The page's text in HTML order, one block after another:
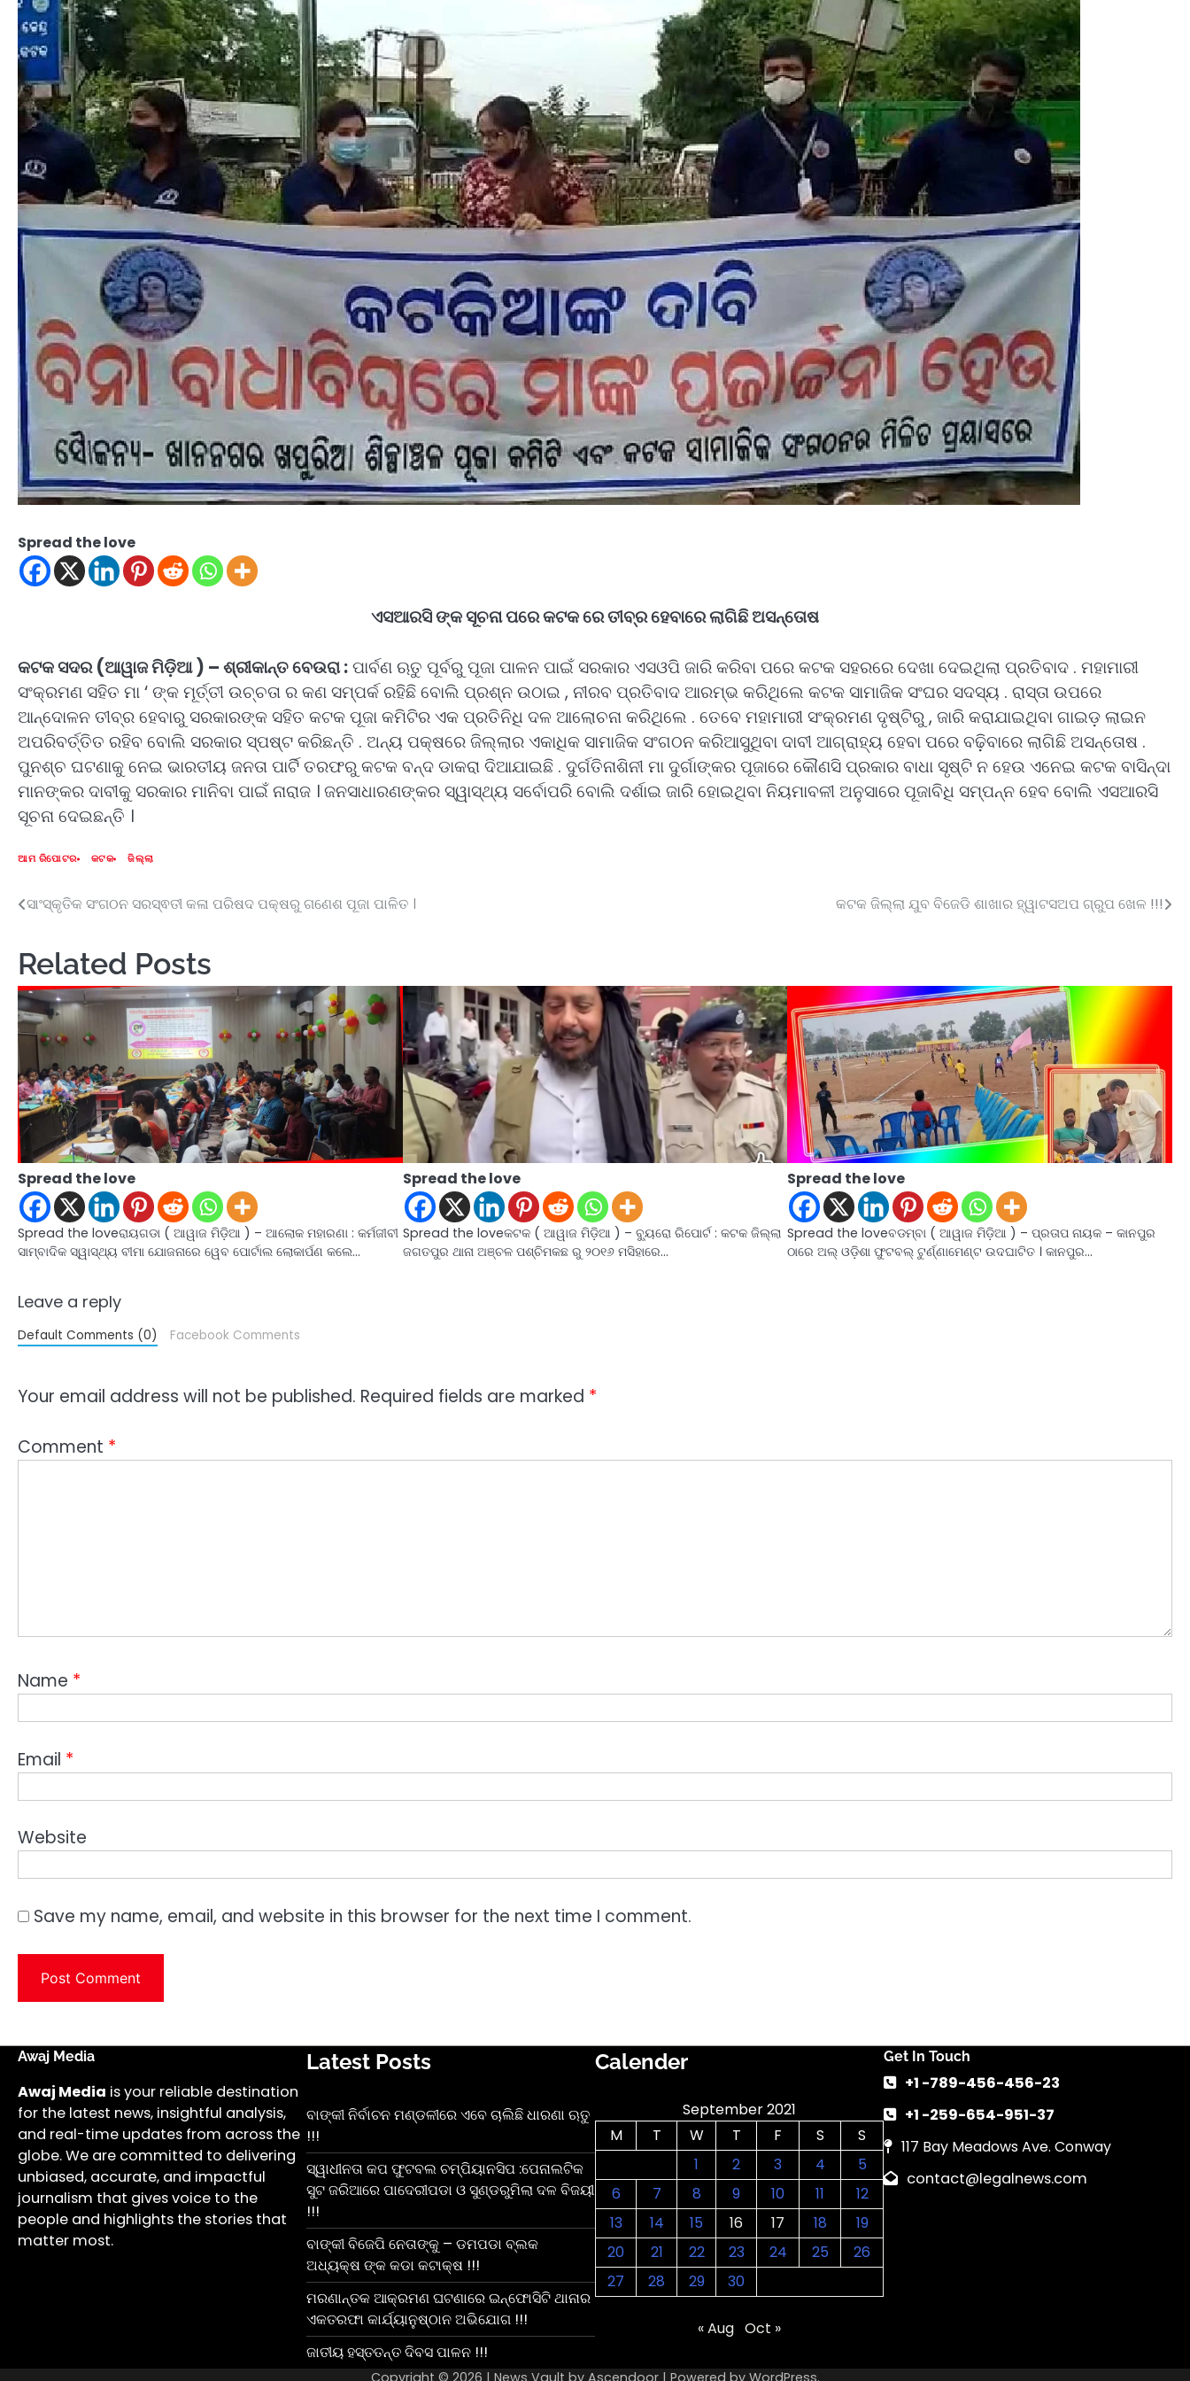
Spread the love
ଏସଆରସି ଙ୍କ ସୂଚନା ପରେ କଟକ ରେ ତୀବ୍ର ହେବାରେ ଲାଗିଛି ଅସନ୍ତୋଷ
କଟକ ସଦର (ଆୱାଜ ମିଡ଼ିଆ ) – ଶ୍ରୀକାନ୍ତ ବେଉରା :ପାର୍ବଣ ଋତୁ ପୂର୍ବରୁ ପୂଜା ପାଳନ ପାଇଁ ସରକାର ଏସଓପି ଜାରି କରିବା ପରେ କଟକ ସହରରେ ଦେଖା ଦେଇଥିଲା ପ୍ରତିବାଦ . ମହାମାରୀ
ସଂକ୍ରମଣ ସହିତ ମା ‘ ଙ୍କ ମୂର୍ତ୍ତୀ ଉଚ୍ଚତା ର କଣ ସମ୍ପର୍କ ରହିଛି ବୋଲି ପ୍ରଶ୍ନ ଉଠାଇ , ନୀରବ ପ୍ରତିବାଦ ଆରମ୍ଭ କରିଥିଲେ କଟକ ସାମାଜିକ ସଂଘର ସଦସ୍ୟ . ରାସ୍ତା ଉପରେ
ଆନ୍ଦୋଳନ ତୀବ୍ର ହେବାରୁ ସରକାରଙ୍କ ସହିତ କଟକ ପୂଜା କମିଟିର ଏକ ପ୍ରତିନିଧି ଦଳ ଆଲୋଚନା କରିଥିଲେ . ତେବେ ମହାମାରୀ ସଂକ୍ରମଣ ଦୃଷ୍ଟିରୁ , ଜାରି କରାଯାଇଥିବା ଗାଇଡ଼ ଲାଇନ
ଅପରିବର୍ତ୍ତିତ ରହିବ ବୋଲି ସରକାର ସ୍ପଷ୍ଟ କରିଛନ୍ତି . ଅନ୍ୟ ପକ୍ଷରେ ଜିଲ୍ଲାର ଏକାଧିକ ସାମାଜିକ ସଂଗଠନ କରିଆସୁଥିବା ଦାବୀ ଆଗ୍ରାହ୍ୟ ହେବା ପରେ ବଢ଼ିବାରେ ଲାଗିଛି ଅସନ୍ତୋଷ .
ପୁନଶ୍ଚ ଘଟଣାକୁ ନେଇ ଭାରତୀୟ ଜନତା ପାର୍ଟି ତରଫରୁ କଟକ ବନ୍ଦ ଡାକରା ଦିଆଯାଇଛି . ଦୁର୍ଗତିନାଶିନୀ ମା ଦୁର୍ଗାଙ୍କର ପୂଜାରେ କୌଣସି ପ୍ରକାର ବାଧା ସୃଷ୍ଟି ନ ହେଉ ଏନେଇ କଟକ ବାସିନ୍ଦା
ମାନଙ୍କର ଦାବୀକୁ ସରକାର ମାନିବା ପାଇଁ ନାରାଜ । ଜନସାଧାରଣଙ୍କର ସ୍ୱାସ୍ଥ୍ୟ ସର୍ବୋପରି ବୋଲି ଦର୍ଶାଇ ଜାରି ହୋଇଥିବା ନିୟମାବଳୀ ଅନୁସାରେ ପୂଜାବିଧି ସମ୍ପନ୍ନ ହେବ ବୋଲି ଏସଆରସି
ସୂଚନା ଦେଇଛନ୍ତି ।
ଆମ ରିପୋଟର କଟକ ଜିଲ୍ଲା
Post
ସାଂସ୍କୃତିକ ସଂଗଠନ ସରସ୍ଵତୀ କଳା ପରିଷଦ ପକ୍ଷରୁ ଗଣେଶ ପୂଜା ପାଳିତ । କଟକ ଜିଲ୍ଲା ଯୁବ ବିଜେଡି ଶାଖାର ହ୍ୱାଟସଅପ ଗ୍ରୁପ ଖେଳ !!!
Related Posts
Spread the love
Spread the loveରାୟଗଡା ( ଆୱାଜ ମିଡ଼ିଆ ) – ଆଲୋକ ମହାରଣା : କର୍ମଜୀବୀ
ସାମ୍ବାଦିକ ସ୍ୱାସ୍ଥ୍ୟ ବୀମା ଯୋଜନାରେ ୱେବ ପୋର୍ଟାଲ ଲୋକାର୍ପଣ କଲେ…
Spread the love
Spread the loveକଟକ ( ଆୱାଜ ମିଡ଼ିଆ ) – ବ୍ୟୁରୋ ରିପୋର୍ଟ : କଟକ ଜିଲ୍ଲା
ଜଗତପୁର ଥାନା ଅଞ୍ଚଳ ପଶ୍ଚିମକଛ ରୁ ୨୦୧୬ ମସିହାରେ…
Spread the love
Spread the loveବଡମ୍ବା ( ଆୱାଜ ମିଡ଼ିଆ ) – ପ୍ରତାପ ନାୟକ – କାନପୁର
ଠାରେ ଅଲ୍ ଓଡ଼ିଶା ଫୁଟବଲ୍ ଟୁର୍ଣ୍ଣାମେଣ୍ଟ ଉଦଘାଟିତ । କାନପୁର…
Leave a reply
Default Comments (0) Facebook Comments
Your email address will not be published. Required fields are marked *
Comment *
Name *
Email *
Website
Save my name, email, and website in this browser for the next time I comment.
Awaj Media
Awaj Media is your reliable destination
for the latest news, insightful analysis,
and real-time updates from across the
globe. We are committed to delivering
unbiased, accurate, and impactful
journalism that gives voice to the
people and highlights the stories that
matter most.
Latest Posts
ବାଙ୍କୀ ନିର୍ବାଚନ ମଣ୍ଡଳୀରେ ଏବେ ଚାଲିଛି ଧାରଣା ଋତୁ
!!!
ସ୍ୱାଧୀନତା କପ ଫୁଟବଲ ଚମ୍ପିୟାନସିପ :ପେନାଲଟିକ
ସୁଟ ଜରିଆରେ ପାଦେରୀପଡା ଓ ସୁଣ୍ଡରୁମିଲା ଦଳ ବିଜୟୀ
!!!
ବାଙ୍କୀ ବିଜେପି ନେତାଙ୍କୁ – ଡମପଡା ବ୍ଲକ
ଅଧ୍ୟକ୍ଷ ଙ୍କ କଡା କଟାକ୍ଷ !!!
ମରଣାନ୍ତକ ଆକ୍ରମଣ ଘଟଣାରେ ଇନ୍ଫୋସିଟି ଥାନାର
ଏକତରଫା କାର୍ଯ୍ୟାନୁଷ୍ଠାନ ଅଭିଯୋଗ !!!
ଜାତୀୟ ହସ୍ତତନ୍ତ ଦିବସ ପାଳନ !!!
Calender
September 2021
M
T W T F S
S
1
2 3 4
5
6
7 8 9 10 11
12
13
14 15 16 17 18
19
20
21 22 23 24 25
26
27
28 29 30
« Aug Oct »
Get In Touch
+1 -789-456-456-23
+1 -259-654-951-37
117 Bay Meadows Ave. Conway
contact@legalnews.com
Copyright © 2026 | News Vault by Ascendoor| Powered by WordPress.